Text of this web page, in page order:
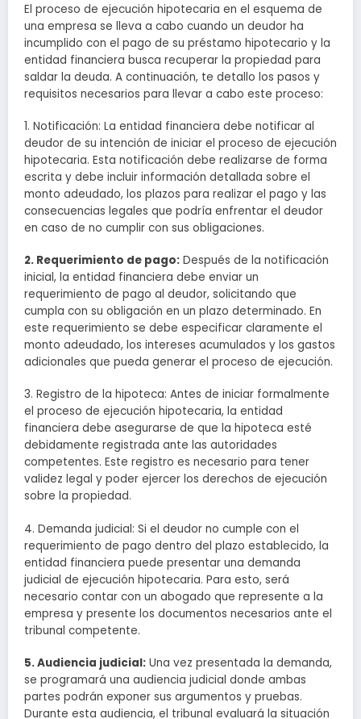
El proceso de ejecución hipotecaria en el esquema de
una empresa se lleva a cabo cuando un deudor ha
incumplido con el pago de su préstamo hipotecario y la
entidad financiera busca recuperar la propiedad para
saldar la deuda. A continuación, te detallo los pasos y
requisitos necesarios para llevar a cabo este proceso:
1. Notificación: La entidad financiera debe notificar al
deudor de su intención de iniciar el proceso de ejecución
hipotecaria. Esta notificación debe realizarse de forma
escrita y debe incluir información detallada sobre el
monto adeudado, los plazos para realizar el pago y las
consecuencias legales que podría enfrentar el deudor
en caso de no cumplir con sus obligaciones.
2. Requerimiento de pago: Después de la notificación
inicial, la entidad financiera debe enviar un
requerimiento de pago al deudor, solicitando que
cumpla con su obligación en un plazo determinado. En
este requerimiento se debe especificar claramente el
monto adeudado, los intereses acumulados y los gastos
adicionales que pueda generar el proceso de ejecución.
3. Registro de la hipoteca: Antes de iniciar formalmente
el proceso de ejecución hipotecaria, la entidad
financiera debe asegurarse de que la hipoteca esté
debidamente registrada ante las autoridades
competentes. Este registro es necesario para tener
validez legal y poder ejercer los derechos de ejecución
sobre la propiedad.
4. Demanda judicial: Si el deudor no cumple con el
requerimiento de pago dentro del plazo establecido, la
entidad financiera puede presentar una demanda
judicial de ejecución hipotecaria. Para esto, será
necesario contar con un abogado que represente a la
empresa y presente los documentos necesarios ante el
tribunal competente.
5. Audiencia judicial: Una vez presentada la demanda,
se programará una audiencia judicial donde ambas
partes podrán exponer sus argumentos y pruebas.
Durante esta audiencia, el tribunal evaluará la situación